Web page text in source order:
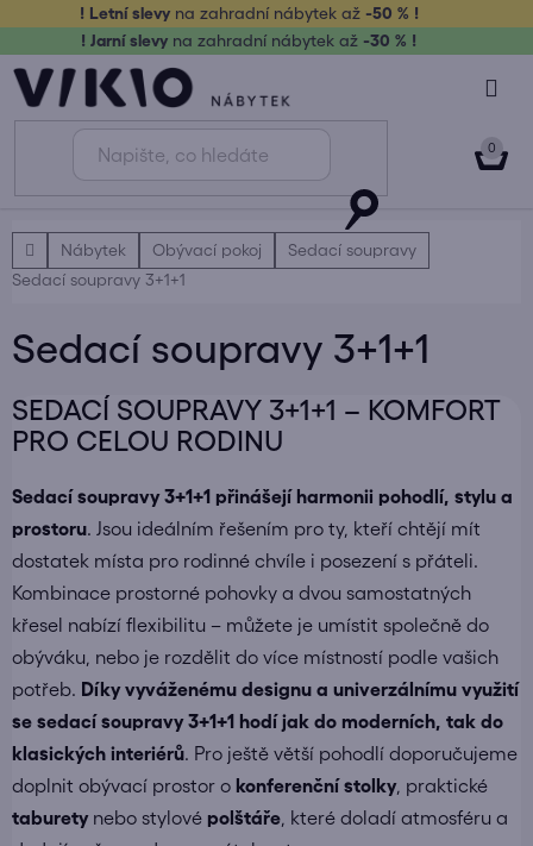
obsah
! Letní slevy na zahradní nábytek až-50 % !
! Jarní slevy na zahradní nábytek až -30 % !
DomůNábytek Obývací pokoj
Sedací soupravy
Sedací soupravy 3+1+1
Sedací soupravy 3+1+1
SEDACÍ SOUPRAVY 3+1+1 – KOMFORT
PRO CELOU RODINU
Sedací soupravy 3+1+1 přinášejí harmonii pohodlí, stylu a
prostoru . Jsou ideálním řešením pro ty, kteří chtějí mít
dostatek místa pro rodinné chvíle i posezení s přáteli.
Kombinace prostorné pohovky a dvou samostatných
křesel nabízí flexibilitu – můžete je umístit společně do
obýváku, nebo je rozdělit do více místností podle vašich
potřeb. Díky vyváženému designu a univerzálnímu využití
se sedací soupravy 3+1+1 hodí jak do moderních, tak do
klasických interiérů . Pro ještě větší pohodlí doporučujeme
doplnit obývací prostor o konferenční stolky, praktické
taburetynebo stylové polštáře , které doladí atmosféru a